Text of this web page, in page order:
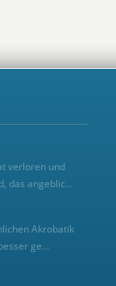
verloren und
das angeblic...
Akrobatik
ge...